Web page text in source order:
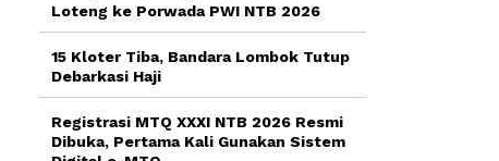
Loteng ke Porwada PWI NTB 2026
15 Kloter Tiba, Bandara Lombok Tutup
Debarkasi Haji
Registrasi MTQ XXXI NTB 2026 Resmi
Dibuka, Pertama Kali Gunakan Sistem